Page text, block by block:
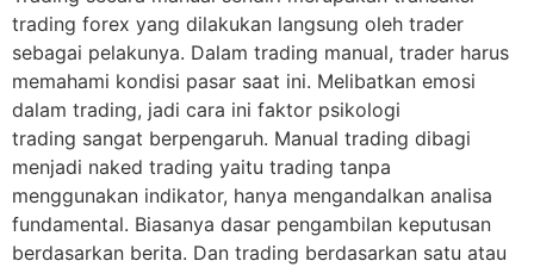
trading forex yang dilakukan langsung oleh trader
sebagai pelakunya. Dalam trading manual, trader harus
memahami kondisi pasar saat ini. Melibatkan emosi
dalam trading, jadi cara ini faktor psikologi
trading sangat berpengaruh. Manual trading dibagi
menjadi naked trading yaitu trading tanpa
menggunakan indikator, hanya mengandalkan analisa
fundamental. Biasanya dasar pengambilan keputusan
berdasarkan berita. Dan trading berdasarkan satu atau